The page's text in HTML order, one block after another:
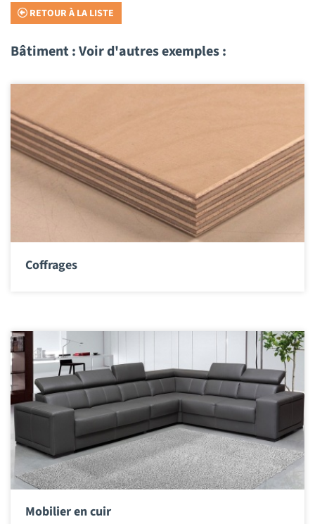
RETOUR À LA LISTE
Bâtiment : Voir d'autres exemples :
Coffrages
Mobilier en cuir